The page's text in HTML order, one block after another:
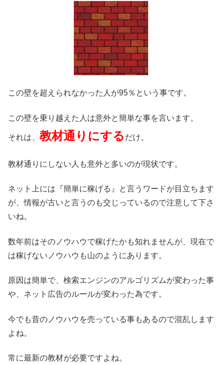
この壁を超えられなかった人が95％という事です。
この壁を乗り越えた人は意外と簡単な事を言います。
それは、 教材通りにする だけ。
教材通りにしない人も意外と多いのが現状です。
ネット上には『簡単に稼げる』と言うワードが目立ちます
が、情報が古いと言うのも交じっているので注意して下さ
いね。
数年前はそのノウハウで稼げたかも知れませんが、現在で
は稼げないノウハウも山のようにあります。
原因は簡単で、検索エンジンのアルゴリズムが変わった事
や、ネット広告のルールが変わった為です。
今でも昔のノウハウを売っている事もあるので混乱します
よね。
常に最新の教材が必要ですよね。